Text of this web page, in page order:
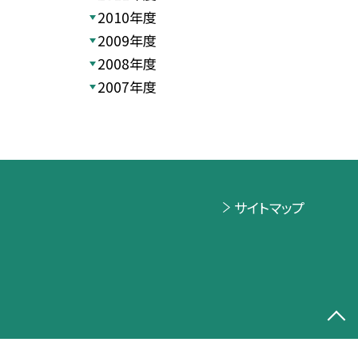
2010年度
2009年度
2008年度
2007年度
サイトマップ